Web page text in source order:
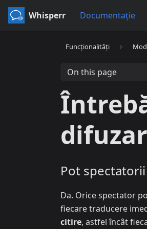
Whisperr Documentație
Funcționalități
On this page
Pot
Da. Orice spectator
fiecare traducere
citire, astfel încât